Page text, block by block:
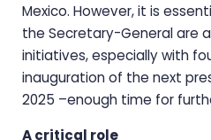
Mexico. However, it is
the Secretary-General are
initiatives, especially with
inauguration of the next
2025 –enough time for
A critical role